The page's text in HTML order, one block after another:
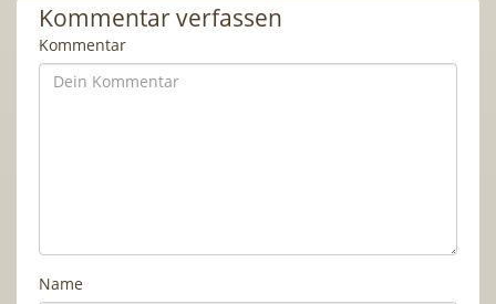
Kommentar verfassen
Kommentar
Name